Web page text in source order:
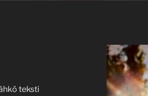
teksti